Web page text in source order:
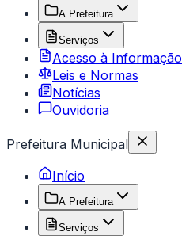
A Prefeitura
Serviços
Acesso à Informação
Leis e Normas
Notícias
Ouvidoria
Prefeitura Municipal
Início
A Prefeitura
Serviços